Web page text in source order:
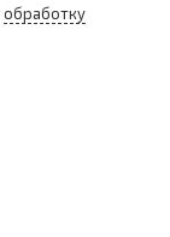
обработку